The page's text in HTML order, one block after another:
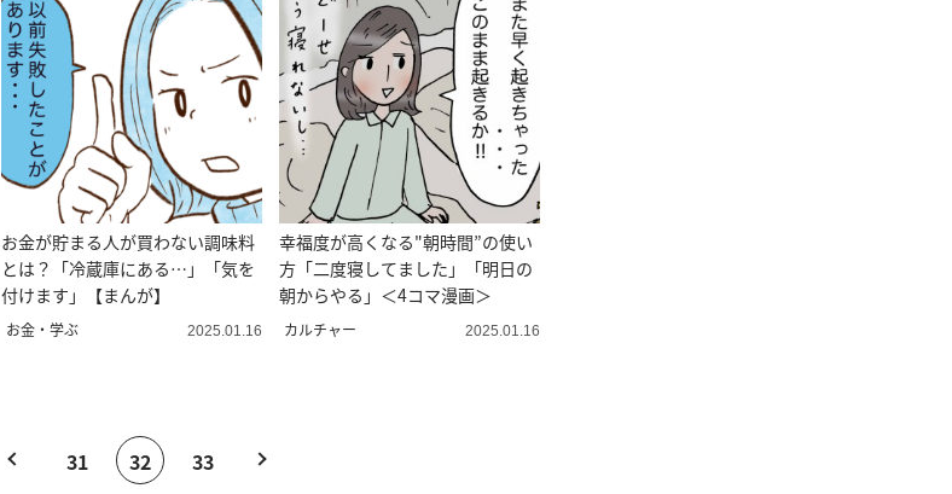
お金が貯まる人が買わない調味料
とは？「冷蔵庫にある…」「気を
付けます」【まんが】
お金・学ぶ 2025.01.16
幸福度が高くなる"朝時間”の使い
方「二度寝してました」「明日の
朝からやる」＜4コマ漫画＞
カルチャー 2025.01.16
31 32 33